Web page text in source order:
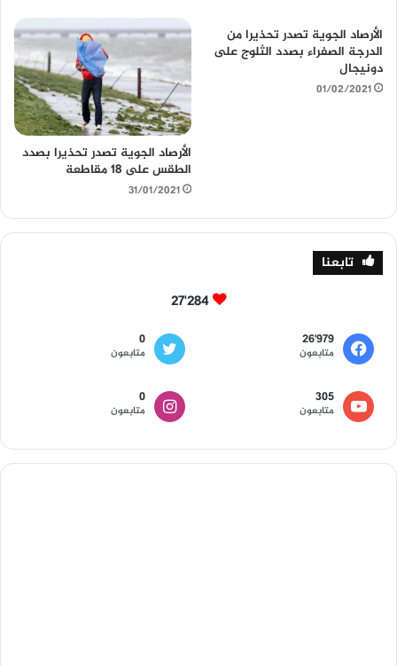
الأرصاد الجوية تصدر تحذيرا من
الدرجة الصفراء بصدد الثلوج على
دونيجال
01/02/2021
الأرصاد الجوية تصدر تحذيرا بصدد
الطقس على 18 مقاطعة
31/01/2021
تابعنا
27٬284
26٬979
متابعون
0
متابعون
305
متابعون
0
متابعون